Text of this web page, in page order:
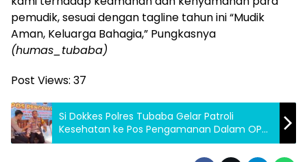
pemudik, sesuai dengan tagline tahun ini “Mudik
Aman, Keluarga Bahagia,” Pungkasnya
(humas_tubaba)
Post Views: 37
Si Dokkes Polres Tubaba Gelar Patroli
Kesehatan ke Pos Pengamanan Dalam OPS
Ketupat Krakatau 2026